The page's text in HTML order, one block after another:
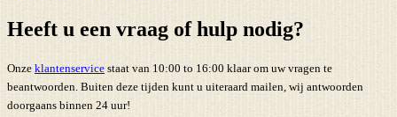
Heeft u een vraag of hulp nodig?
Onze klantenservice staat van 10:00 to 16:00 klaar om uw vragen te
beantwoorden. Buiten deze tijden kunt u uiteraard mailen, wij antwoorden
doorgaans binnen 24 uur!